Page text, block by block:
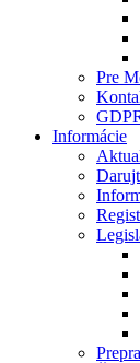
Pre
Informácie